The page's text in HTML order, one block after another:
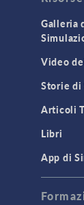
Galleria
Video
Storie di
Articoli
Libri
App di